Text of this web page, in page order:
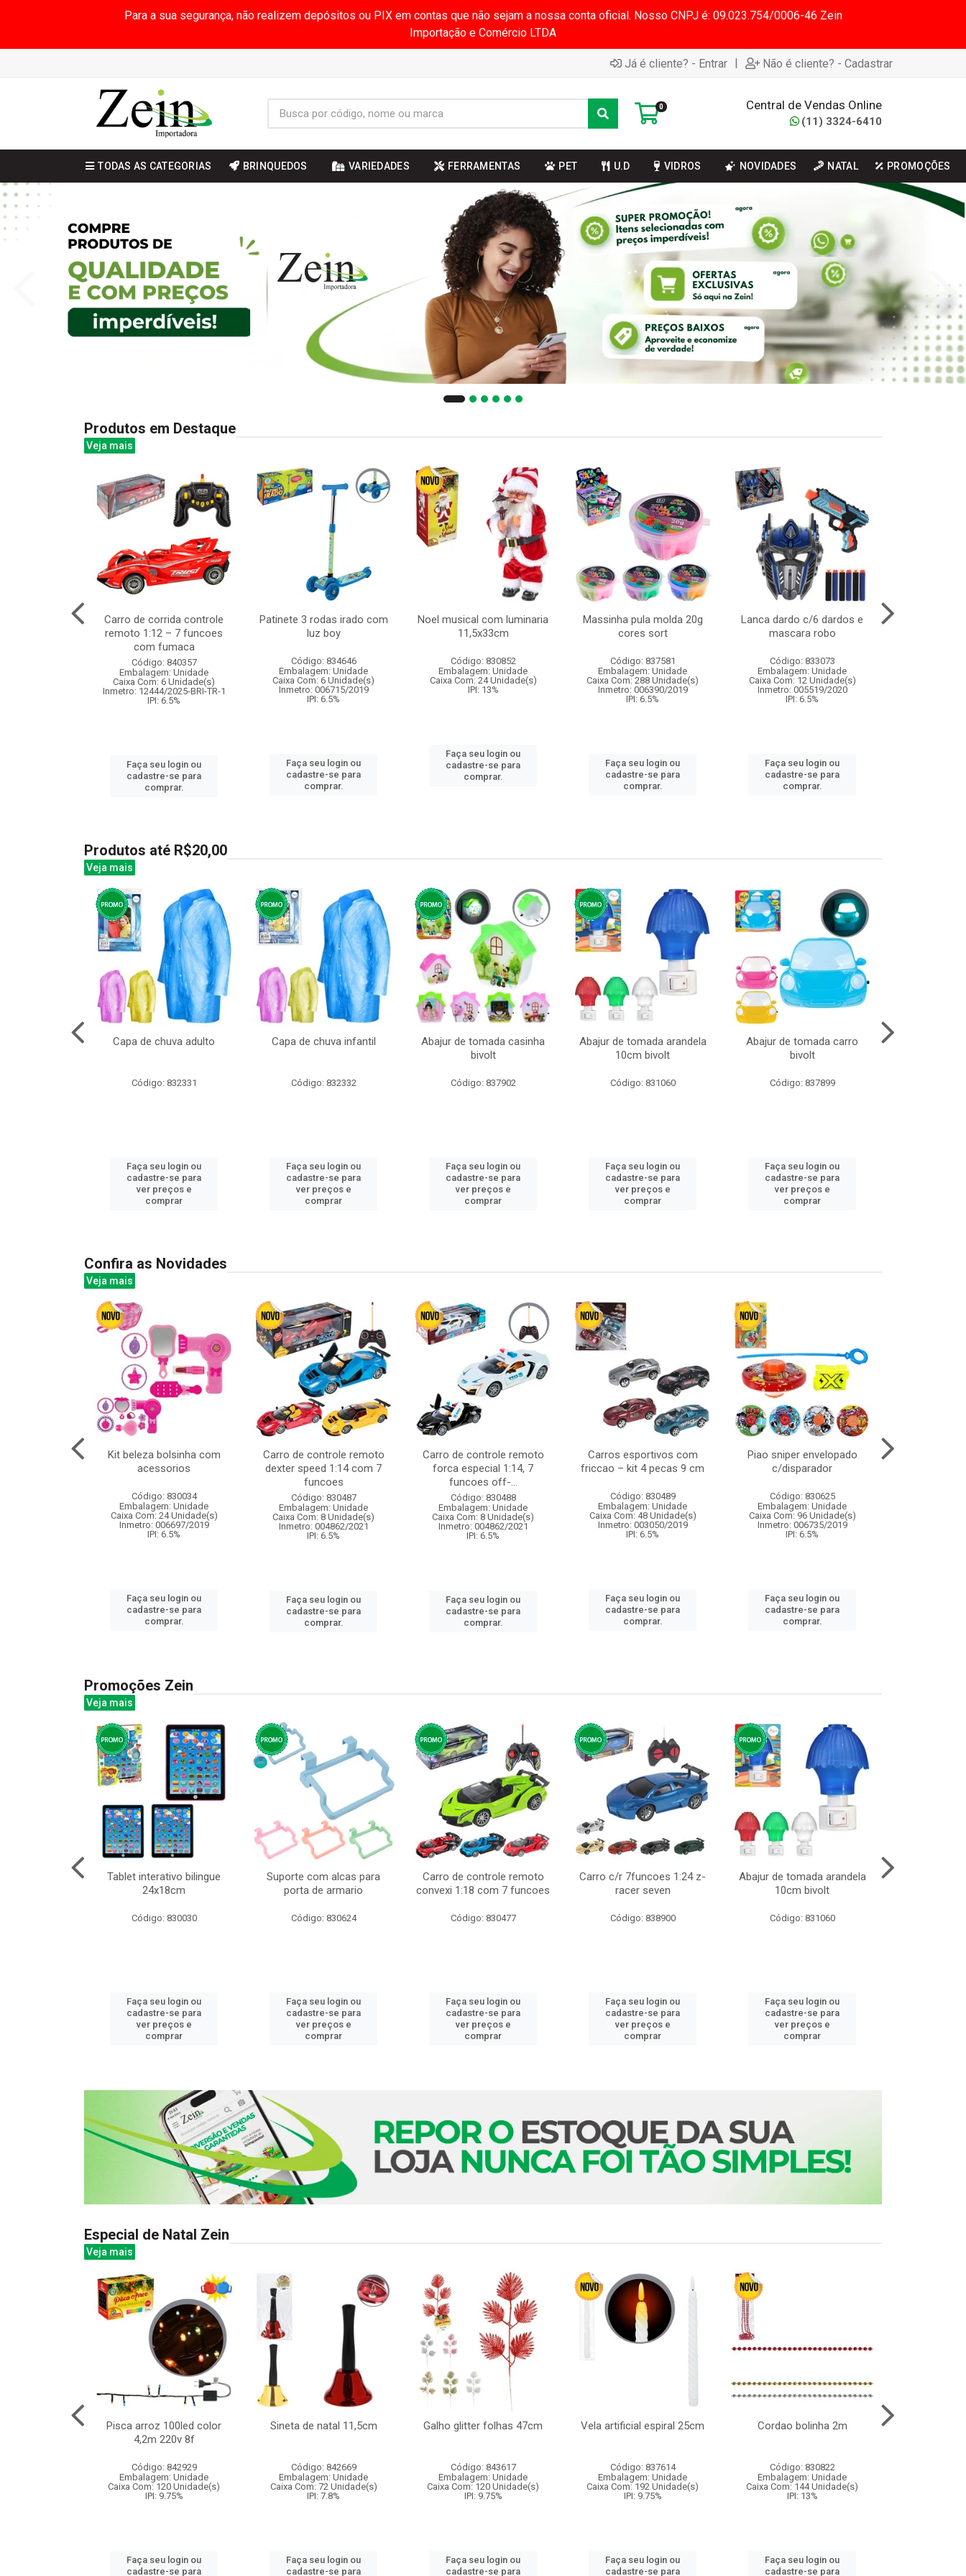
Para a sua segurança, não realizem depósitos ou PIX em contas que não sejam a nossa conta oficial. Nosso CNPJ é: 09.023.754/0006-46 Zein
Importação e Comércio LTDA
Já é cliente? - Entrar | Não é cliente? - Cadastrar
0 Central de Vendas Online
(11) 3324-6410
TODAS AS CATEGORIAS BRINQUEDOS VARIEDADES FERRAMENTAS PET U.D VIDROS NOVIDADES NATAL PROMOÇÕES
Produtos em Destaque
Veja mais
Carro de corrida controle
remoto 1:12 – 7 funcoes
com fumaca
Código: 840357
Embalagem: Unidade
Caixa Com: 6 Unidade(s)
Inmetro: 12444/2025-BRI-TR-1
IPI: 6.5%
Faça seu login ou
cadastre-se para
comprar.
Patinete 3 rodas irado com
luz boy
Código: 834646
Embalagem: Unidade
Caixa Com: 6 Unidade(s)
Inmetro: 006715/2019
IPI: 6.5%
Faça seu login ou
cadastre-se para
comprar.
Noel musical com luminaria
11,5x33cm
Código: 830852
Embalagem: Unidade
Caixa Com: 24 Unidade(s)
IPI: 13%
Faça seu login ou
cadastre-se para
comprar.
Massinha pula molda 20g
cores sort
Código: 837581
Embalagem: Unidade
Caixa Com: 288 Unidade(s)
Inmetro: 006390/2019
IPI: 6.5%
Faça seu login ou
cadastre-se para
comprar.
Lanca dardo c/6 dardos e
mascara robo
Código: 833073
Embalagem: Unidade
Caixa Com: 12 Unidade(s)
Inmetro: 005519/2020
IPI: 6.5%
Faça seu login ou
cadastre-se para
comprar.
Produtos até R$20,00
Veja mais
Capa de chuva adulto
Código: 832331
Faça seu login ou
cadastre-se para
ver preços e
comprar
Capa de chuva infantil
Código: 832332
Faça seu login ou
cadastre-se para
ver preços e
comprar
Abajur de tomada casinha
bivolt
Código: 837902
Faça seu login ou
cadastre-se para
ver preços e
comprar
Abajur de tomada arandela
10cm bivolt
Código: 831060
Faça seu login ou
cadastre-se para
ver preços e
comprar
Abajur de tomada carro
bivolt
Código: 837899
Faça seu login ou
cadastre-se para
ver preços e
comprar
Confira as Novidades
Veja mais
Kit beleza bolsinha com
acessorios
Código: 830034
Embalagem: Unidade
Caixa Com: 24 Unidade(s)
Inmetro: 006697/2019
IPI: 6.5%
Faça seu login ou
cadastre-se para
comprar.
Carro de controle remoto
dexter speed 1:14 com 7
funcoes
Código: 830487
Embalagem: Unidade
Caixa Com: 8 Unidade(s)
Inmetro: 004862/2021
IPI: 6.5%
Faça seu login ou
cadastre-se para
comprar.
Carro de controle remoto
forca especial 1:14, 7
funcoes off-...
Código: 830488
Embalagem: Unidade
Caixa Com: 8 Unidade(s)
Inmetro: 004862/2021
IPI: 6.5%
Faça seu login ou
cadastre-se para
comprar.
Carros esportivos com
friccao – kit 4 pecas 9 cm
Código: 830489
Embalagem: Unidade
Caixa Com: 48 Unidade(s)
Inmetro: 003050/2019
IPI: 6.5%
Faça seu login ou
cadastre-se para
comprar.
Piao sniper envelopado
c/disparador
Código: 830625
Embalagem: Unidade
Caixa Com: 96 Unidade(s)
Inmetro: 006735/2019
IPI: 6.5%
Faça seu login ou
cadastre-se para
comprar.
Promoções Zein
Veja mais
Tablet interativo bilingue
24x18cm
Código: 830030
Faça seu login ou
cadastre-se para
ver preços e
comprar
Suporte com alcas para
porta de armario
Código: 830624
Faça seu login ou
cadastre-se para
ver preços e
comprar
Carro de controle remoto
convexi 1:18 com 7 funcoes
Código: 830477
Faça seu login ou
cadastre-se para
ver preços e
comprar
Carro c/r 7funcoes 1:24 z-
racer seven
Código: 838900
Faça seu login ou
cadastre-se para
ver preços e
comprar
Abajur de tomada arandela
10cm bivolt
Código: 831060
Faça seu login ou
cadastre-se para
ver preços e
comprar
Especial de Natal Zein
Veja mais
Pisca arroz 100led color
4,2m 220v 8f
Código: 842929
Embalagem: Unidade
Caixa Com: 120 Unidade(s)
IPI: 9.75%
Faça seu login ou
cadastre-se para
Sineta de natal 11,5cm
Código: 842669
Embalagem: Unidade
Caixa Com: 72 Unidade(s)
IPI: 7.8%
Faça seu login ou
cadastre-se para
Galho glitter folhas 47cm
Código: 843617
Embalagem: Unidade
Caixa Com: 120 Unidade(s)
IPI: 9.75%
Faça seu login ou
cadastre-se para
Vela artificial espiral 25cm
Código: 837614
Embalagem: Unidade
Caixa Com: 192 Unidade(s)
IPI: 9.75%
Faça seu login ou
cadastre-se para
Cordao bolinha 2m
Código: 830822
Embalagem: Unidade
Caixa Com: 144 Unidade(s)
IPI: 13%
Faça seu login ou
cadastre-se para